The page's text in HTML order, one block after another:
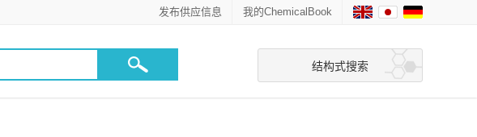
我的ChemicalBook
发布供应信息
结构式搜索